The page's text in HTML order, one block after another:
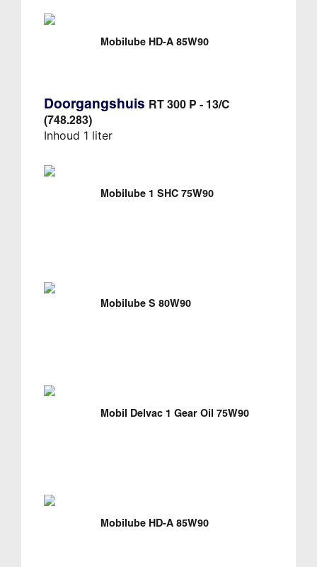
Mobilube HD-A 85W90
Doorgangshuis RT 300 P - 13/C
(748.283)
Inhoud 1 liter
Mobilube 1 SHC 75W90
Mobilube S 80W90
Mobil Delvac 1 Gear Oil 75W90
Mobilube HD-A 85W90